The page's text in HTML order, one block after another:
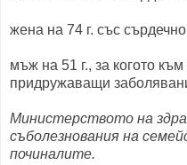
жена на 74 г. със
мъж на 51 г., за когото
придружаващи
Министерството на
съболезнования на
починалите.